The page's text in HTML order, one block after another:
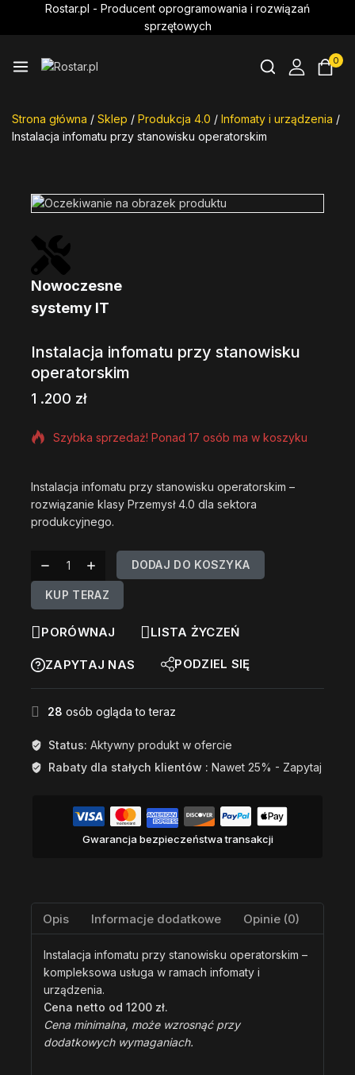
Rostar.pl - Producent oprogramowania i rozwiązań
sprzętowych
0
Strona główna / Sklep / Produkcja 4.0 / Infomaty i urządzenia /
Instalacja infomatu przy stanowisku operatorskim
Nowoczesne
systemy IT
Instalacja infomatu przy stanowisku
operatorskim
1 .200 zł
12 produktów sprzedanych w ciągu ostatniej 9 godzin
Szybka sprzedaż! Ponad 17 osób ma w koszyku
Instalacja infomatu przy stanowisku operatorskim –
rozwiązanie klasy Przemysł 4.0 dla sektora
produkcyjnego.
DODAJ DO KOSZYKA
KUP TERAZ
PORÓWNAJ LISTA ŻYCZEŃ
ZAPYTAJ NAS PODZIEL SIĘ
28 osób ogląda to teraz
Status: Aktywny produkt w ofercie
Rabaty dla stałych klientów : Nawet 25% - Zapytaj
Gwarancja bezpieczeństwa transakcji
Opis Informacje dodatkowe Opinie (0)
Instalacja infomatu przy stanowisku operatorskim –
kompleksowa usługa w ramach infomaty i
urządzenia.
Cena netto od 1200 zł.
Cena minimalna, może wzrosnąć przy
dodatkowych wymaganiach.